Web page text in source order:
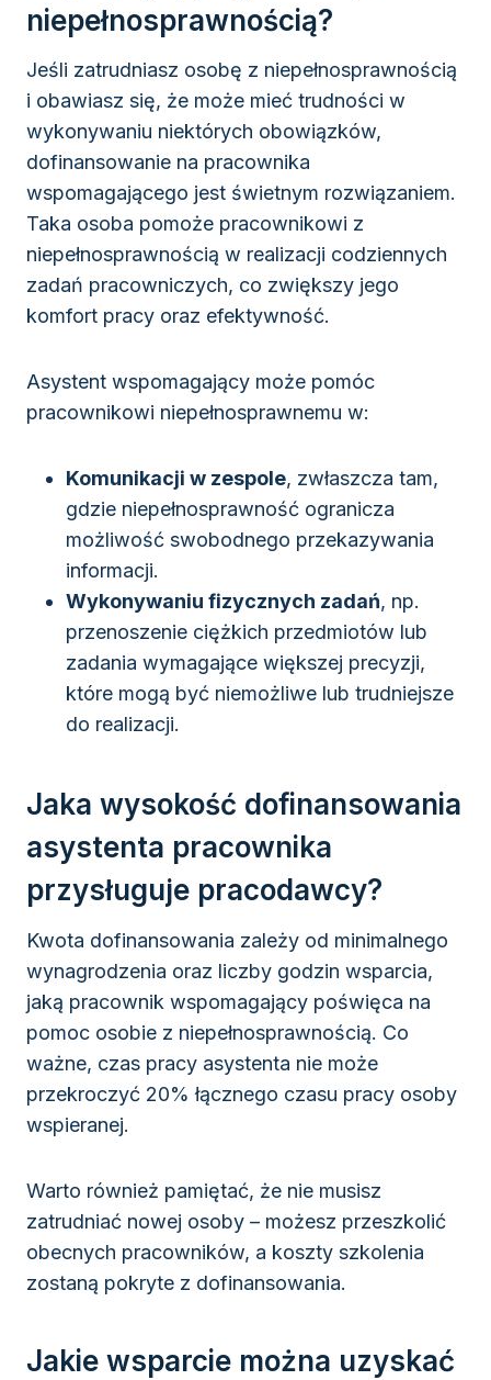
niepełnosprawnością?
Jeśli zatrudniasz osobę z niepełnosprawnością
i obawiasz się, że może mieć trudności w
wykonywaniu niektórych obowiązków,
dofinansowanie na pracownika
wspomagającego jest świetnym rozwiązaniem.
Taka osoba pomoże pracownikowi z
niepełnosprawnością w realizacji codziennych
zadań pracowniczych, co zwiększy jego
komfort pracy oraz efektywność.
Asystent wspomagający może pomóc
pracownikowi niepełnosprawnemu w:
Komunikacji w zespole, zwłaszcza tam,
gdzie niepełnosprawność ogranicza
możliwość swobodnego przekazywania
informacji.
Wykonywaniu fizycznych zadań, np.
przenoszenie ciężkich przedmiotów lub
zadania wymagające większej precyzji,
które mogą być niemożliwe lub trudniejsze
do realizacji.
Jaka wysokość dofinansowania
asystenta pracownika
przysługuje pracodawcy?
Kwota dofinansowania zależy od minimalnego
wynagrodzenia oraz liczby godzin wsparcia,
jaką pracownik wspomagający poświęca na
pomoc osobie z niepełnosprawnością. Co
ważne, czas pracy asystenta nie może
przekroczyć 20% łącznego czasu pracy osoby
wspieranej.
Warto również pamiętać, że nie musisz
zatrudniać nowej osoby – możesz przeszkolić
obecnych pracowników, a koszty szkolenia
zostaną pokryte z dofinansowania.
Jakie wsparcie można uzyskać